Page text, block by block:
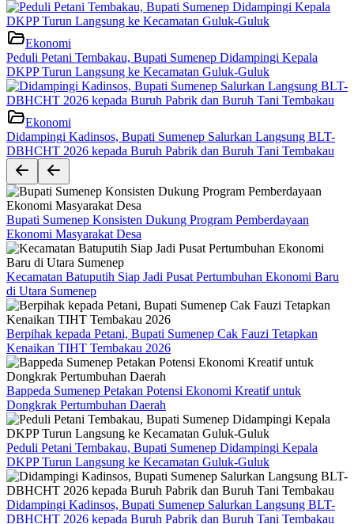
Ekonomi
Peduli Petani Tembakau, Bupati Sumenep Didampingi Kepala
DKPP Turun Langsung ke Kecamatan Guluk-Guluk
Ekonomi
Didampingi Kadinsos, Bupati Sumenep Salurkan Langsung BLT-
DBHCHT 2026 kepada Buruh Pabrik dan Buruh Tani Tembakau
Bupati Sumenep Konsisten Dukung Program Pemberdayaan
Ekonomi Masyarakat Desa
Kecamatan Batuputih Siap Jadi Pusat Pertumbuhan Ekonomi Baru
di Utara Sumenep
Berpihak kepada Petani, Bupati Sumenep Cak Fauzi Tetapkan
Kenaikan TIHT Tembakau 2026
Bappeda Sumenep Petakan Potensi Ekonomi Kreatif untuk
Dongkrak Pertumbuhan Daerah
Peduli Petani Tembakau, Bupati Sumenep Didampingi Kepala
DKPP Turun Langsung ke Kecamatan Guluk-Guluk
Didampingi Kadinsos, Bupati Sumenep Salurkan Langsung BLT-
DBHCHT 2026 kepada Buruh Pabrik dan Buruh Tani Tembakau